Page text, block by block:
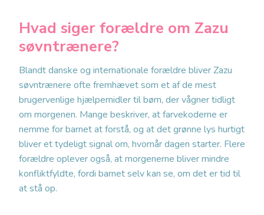
Hvad siger forældre om Zazu
søvntrænere?
Blandt danske og internationale forældre bliver Zazu
søvntrænere ofte fremhævet som et af de mest
brugervenlige hjælpemidler til børn, der vågner tidligt
om morgenen. Mange beskriver, at farvekoderne er
nemme for barnet at forstå, og at det grønne lys hurtigt
bliver et tydeligt signal om, hvornår dagen starter. Flere
forældre oplever også, at morgenerne bliver mindre
konfliktfyldte, fordi barnet selv kan se, om det er tid til
at stå op.